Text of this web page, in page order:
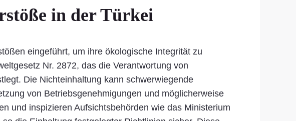
in der Türkei
eingeführt, um ihre ökologische Integrität zu
Nr. 2872, das die Verantwortung von
Die Nichteinhaltung kann schwerwiegende
von Betriebsgenehmigungen und möglicherweise
und inspizieren Aufsichtsbehörden wie das Ministerium